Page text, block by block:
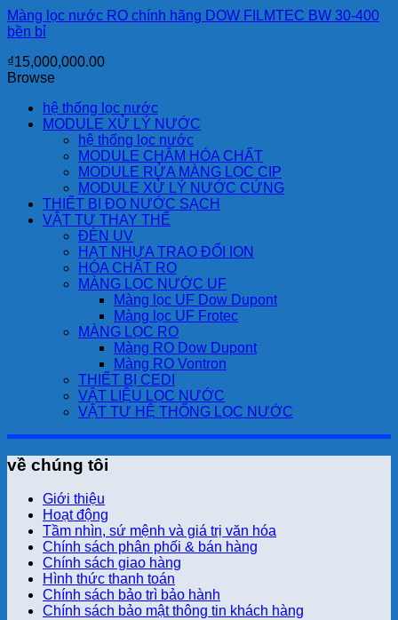
Màng lọc nước RO chính hãng DOW FILMTEC BW 30-400
bền bỉ
₫15,000,000.00
Browse
hệ thống lọc nước
MODULE XỬ LÝ NƯỚC
hệ thống lọc nước
MODULE CHÂM HÓA CHẤT
MODULE RỬA MÀNG LỌC CIP
MODULE XỬ LÝ NƯỚC CỨNG
THIẾT BỊ ĐO NƯỚC SẠCH
VẬT TƯ THAY THẾ
ĐÈN UV
HẠT NHỰA TRAO ĐỔI ION
HÓA CHẤT RO
MÀNG LỌC NƯỚC UF
Màng lọc UF Dow Dupont
Màng lọc UF Frotec
MÀNG LỌC RO
Màng RO Dow Dupont
Màng RO Vontron
THIẾT BỊ CEDI
VẬT LIỆU LỌC NƯỚC
VẬT TƯ HỆ THỐNG LỌC NƯỚC
về chúng tôi
Giới thiệu
Hoạt động
Tầm nhìn, sứ mệnh và giá trị văn hóa
Chính sách phân phối & bán hàng
Chính sách giao hàng
Hình thức thanh toán
Chính sách bảo trì bảo hành
Chính sách bảo mật thông tin khách hàng